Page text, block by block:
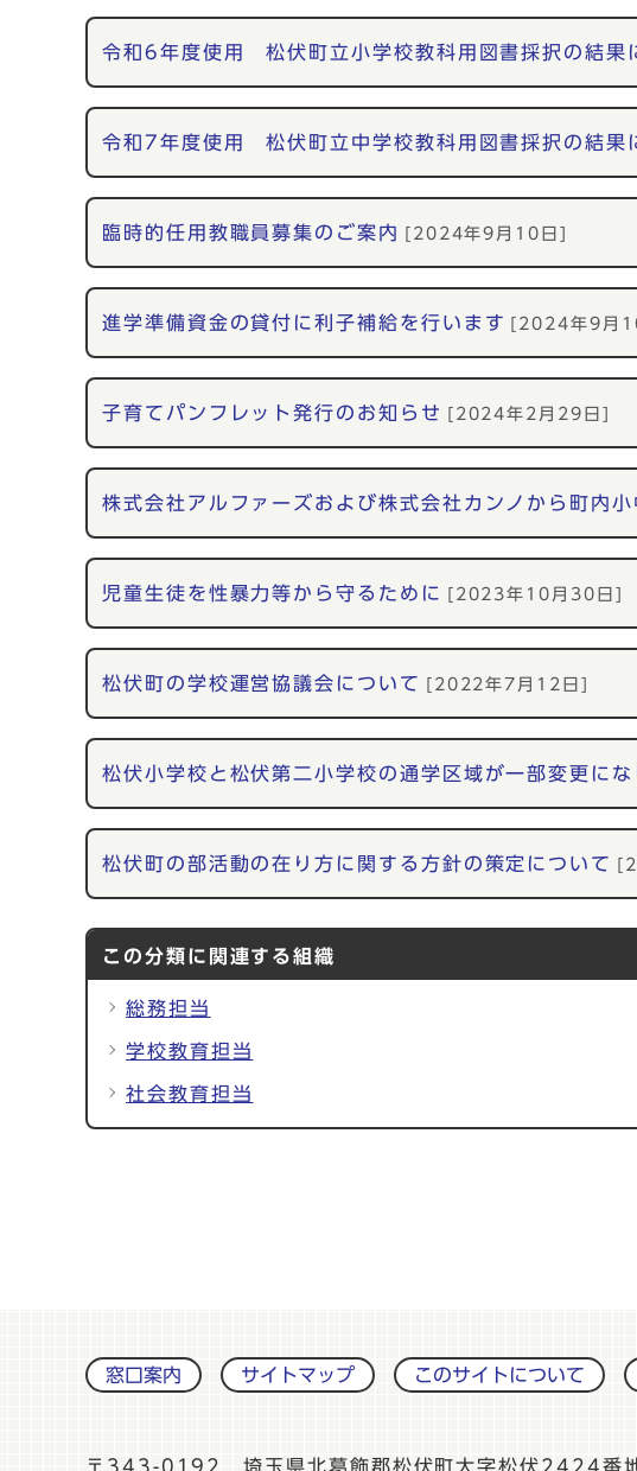
令和6年度使用 松伏町立小学校教科用図書採択の結果
令和7年度使用 松伏町立中学校教科用図書採択の結果
臨時的任用教職員募集のご案内 [2024年9月10日]
進学準備資金の貸付に利子補給を行います [2024年9月
子育てパンフレット発行のお知らせ [2024年2月29日]
株式会社アルファーズおよび株式会社カンノから町内
児童生徒を性暴力等から守るために [2023年10月30日]
松伏町の学校運営協議会について [2022年7月12日]
松伏小学校と松伏第二小学校の通学区域が一部変更にな
松伏町の部活動の在り方に関する方針の策定について
この分類に関連する組織
総務担当
学校教育担当
社会教育担当
窓口案内 サイトマップ このサイトについて
〒343-0192 埼玉県北葛飾郡松伏町大字松伏2424番